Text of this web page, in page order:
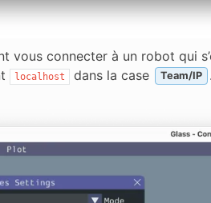
vous connecter à un robot qui
localhost dans la case Team/IP .